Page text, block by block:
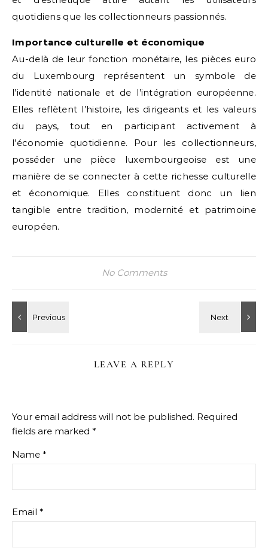
quotidiens que les collectionneurs passionnés.
Importance culturelle et économique
Au-delà de leur fonction monétaire, les pièces euro
du Luxembourg représentent un symbole de
l’identité nationale et de l’intégration européenne.
Elles reflètent l’histoire, les dirigeants et les valeurs
du pays, tout en participant activement à
l’économie quotidienne. Pour les collectionneurs,
posséder une pièce luxembourgeoise est une
manière de se connecter à cette richesse culturelle
et économique. Elles constituent donc un lien
tangible entre tradition, modernité et patrimoine
européen.
No Comments
LEAVE A REPLY
Your email address will not be published. Required
fields are marked *
Name *
Email *